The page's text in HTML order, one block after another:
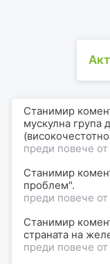
Станимир
мускулна група
преди повече от
Станимир
проблем".
преди повече от
Станимир
страната на
преди повече от